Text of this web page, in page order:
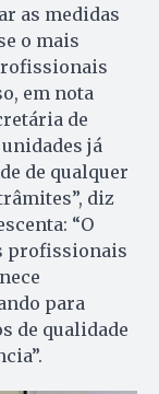
as medidas
o mais
em nota
de
já
de qualquer
diz
“O
profissionais
para
de qualidade